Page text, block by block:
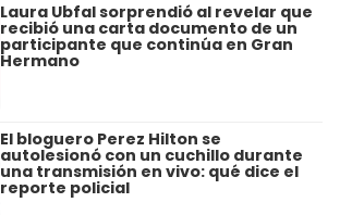
Laura Ubfal sorprendió al revelar que
recibió una carta documento de un
participante que continúa en Gran
Hermano
El bloguero Perez Hilton se
autolesionó con un cuchillo durante
una transmisión en vivo: qué dice el
reporte policial